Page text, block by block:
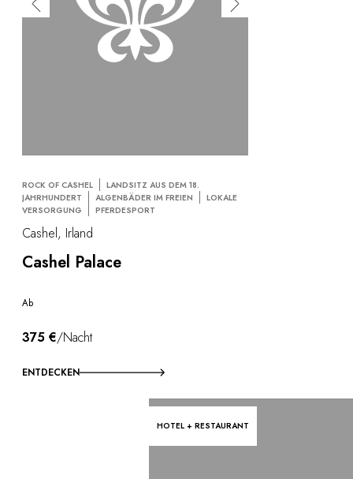
ROCK OF CASHEL
LANDSITZ AUS DEM 18.
JAHRHUNDERT
ALGENBÄDER IM FREIEN
LOKALE
VERSORGUNG
PFERDESPORT
Cashel, Irland
Cashel Palace
Ab
375 €/Nacht
ENTDECKEN
HOTEL + RESTAURANT